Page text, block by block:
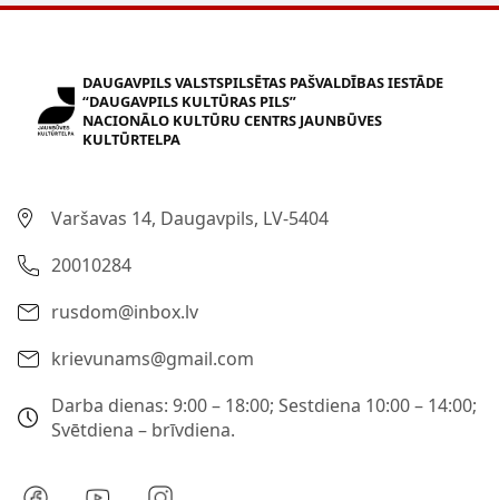
DAUGAVPILS VALSTSPILSĒTAS PAŠVALDĪBAS IESTĀDE
“DAUGAVPILS KULTŪRAS PILS”
NACIONĀLO KULTŪRU CENTRS JAUNBŪVES
KULTŪRTELPA
Varšavas 14, Daugavpils, LV-5404
20010284
rusdom@inbox.lv
krievunams@gmail.com
Darba dienas: 9:00 – 18:00; Sestdiena 10:00 – 14:00;
Svētdiena – brīvdiena.